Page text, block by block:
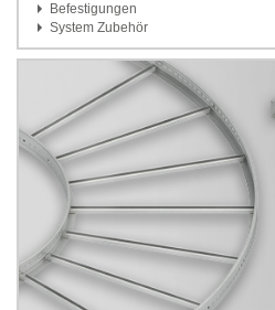
Befestigungen
System Zubehör